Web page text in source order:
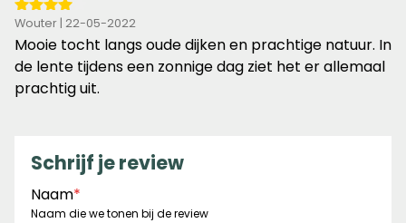
4
van
de
5
Wouter | 22-05-2022
Mooie tocht langs oude dijken en prachtige natuur. In
de lente tijdens een zonnige dag ziet het er allemaal
prachtig uit.
Schrijf je review
Naam*
Naam die we tonen bij de review